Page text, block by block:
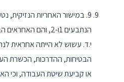
9. במישור האחריות הנזיקית,
הנתבעים 1ו-2, והם
י.ד. עשוש לא הייתה אחראית
הבטיחות, ההדרכות, הכשרת
או קביעת שיטת העבודה, וכי